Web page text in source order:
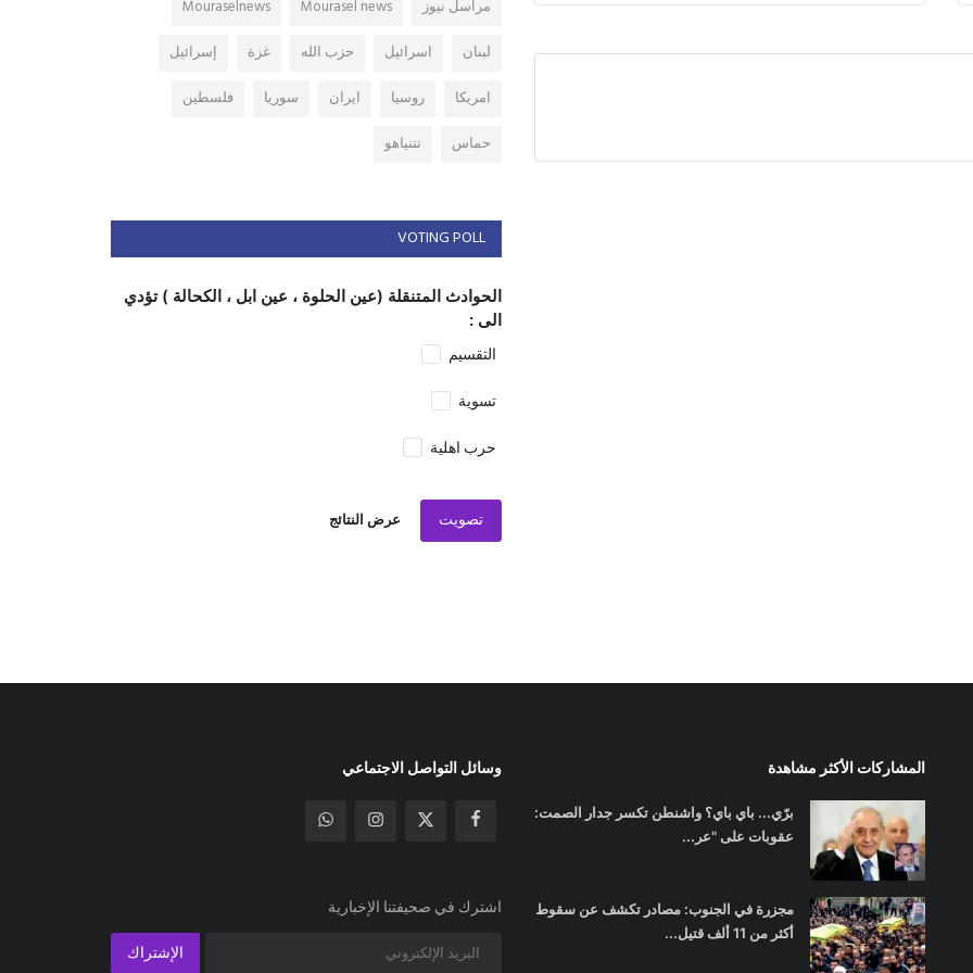
مراسل نيوز Mourasel news
Mouraselnews
لبنان
اسرائيل حزب الله غزة
إسرائيل
امريكا
روسيا ايران سوريا
فلسطين
حماس
نتنياهو
VOTING POLL
الحوادث المتنقلة (عين الحلوة ، عين ابل ، الكحالة ) تؤدي
الى :
التقسيم
تسوية
حرب اهلية
تصويت عرض النتائج
المشاركات الأكثر مشاهدة
برّي... باي باي؟ واشنطن تكسر جدار الصمت:
عقوبات على "عر...
مجزرة في الجنوب: مصادر تكشف عن سقوط
أكثر من 11 ألف قتيل...
وسائل التواصل الاجتماعي
اشترك في صحيفتنا الإخبارية
الإشتراك